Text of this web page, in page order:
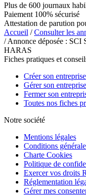
Plus de 600 journaux
Paiement 100% sécurisé
Attestation de parution
Accueil /Consulter les
/ Annonce déposée :
HARAS
Fiches pratiques et
Créer son entreprise
Gérer son entreprise
Fermer son
Toutes nos fiches
Notre société
Mentions légales
Conditions
Charte Cookies
Politique de
Exercer vos droits
Réglementation
Gérer mes